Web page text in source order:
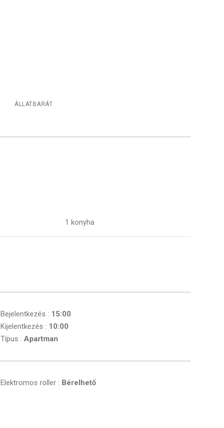
ÁLLATBARÁT
1 konyha
Bejelentkezés : 15:00
Kijelentkezés : 10:00
Típus : Apartman
Elektromos roller : Bérelhető